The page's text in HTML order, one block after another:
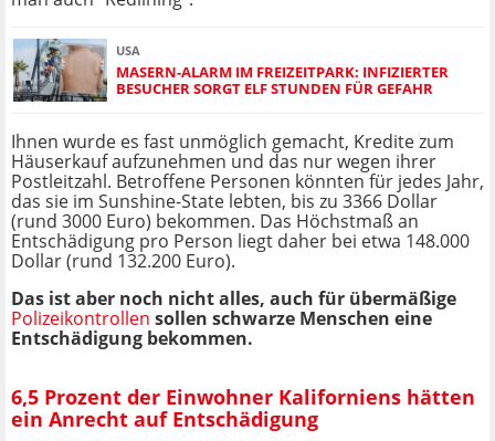
USA
MASERN-ALARM IM FREIZEITPARK: INFIZIERTER
BESUCHER SORGT ELF STUNDEN FÜR GEFAHR
Ihnen wurde es fast unmöglich gemacht, Kredite zum
Häuserkauf aufzunehmen und das nur wegen ihrer
Postleitzahl. Betroffene Personen könnten für jedes Jahr,
das sie im Sunshine-State lebten, bis zu 3366 Dollar
(rund 3000 Euro) bekommen. Das Höchstmaß an
Entschädigung pro Person liegt daher bei etwa 148.000
Dollar (rund 132.200 Euro).
Das ist aber noch nicht alles, auch für übermäßige
Polizeikontrollen sollen schwarze Menschen eine
Entschädigung bekommen.
6,5 Prozent der Einwohner Kaliforniens hätten
ein Anrecht auf Entschädigung